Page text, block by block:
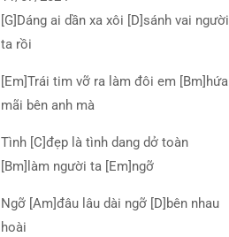
[G]Dáng ai dần xa xôi [D]sánh vai người
ta rồi
[Em]Trái tim vỡ ra làm đôi em [Bm]hứa
mãi bên anh mà
Tình [C]đẹp là tình dang dở toàn
[Bm]làm người ta [Em]ngỡ
Ngỡ [Am]đâu lâu dài ngỡ [D]bên nhau
hoài